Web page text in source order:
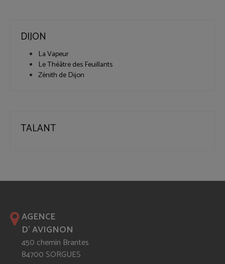
DIJON
La Vapeur
Le Théâtre des Feuillants
Zénith de Dijon
TALANT
AGENCE
D' AVIGNON
450 chemin Brantes
84700 SORGUES